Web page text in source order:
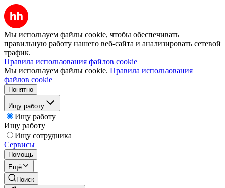
Мы используем файлы cookie, чтобы обеспечивать
правильную работу нашего веб-сайта и анализировать сетевой
трафик.
Правила использования файлов cookie
Мы используем файлы cookie. Правила использования
файлов cookie
Понятно
Ищу работу
Ищу работу
Ищу работу
Ищу сотрудника
Сервисы
Помощь
Ещё
Поиск